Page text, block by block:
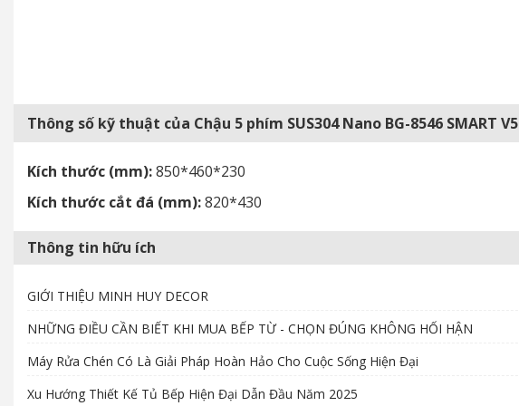
Thông số kỹ thuật của Chậu 5 phím SUS304 Nano BG-8546 SMART V5
Kích thước (mm):850*460*230
Kích thước cắt đá (mm):820*430
Thông tin hữu ích
GIỚI THIỆU MINH HUY DECOR
NHỮNG ĐIỀU CẦN BIẾT KHI MUA BẾP TỪ - CHỌN ĐÚNG KHÔNG HỐI HẬN
Máy Rửa Chén Có Là Giải Pháp Hoàn Hảo Cho Cuộc Sống Hiện Đại
Xu Hướng Thiết Kế Tủ Bếp Hiện Đại Dẫn Đầu Năm 2025